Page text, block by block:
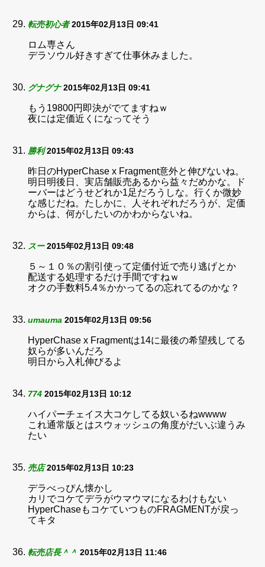
転売初心者 2015年02月13日 09:41
ロム専さん
デラソウル好きすぎて仕事休みました。
グナグナ 2015年02月13日 09:41
もう19800円即決がでてますねｗ
夜には定価近くになってそう
勝利 2015年02月13日 09:43
昨日のHyperChase x Fragment意外と伸びないね。
明日明後日、実店舗販売あるから益々だめかな。ド
ーバーはどうせどれか1足だろうしな。行くか微妙
な感じだね。たしかに、人それぞれだろうが、定価
からは、何がしたいのかわからないね。
スー 2015年02月13日 09:48
５～１０％の割引使って定価付近で売り逃げとか
配送する処理するだけ手間ですねｗ
オクの手数料5.4％かかってるの忘れてるのかな？
umauma 2015年02月13日 09:56
HyperChase x Fragmentは14に最後の希望残してる
奴らが多いんだろ
明日から入札伸びるよ
774 2015年02月13日 10:12
ハイパーチェイス大コケしてる奴いるねwwww
これ通常版とはスウォッシュの角度がだいぶ違うみ
たい
売店 2015年02月13日 10:23
デラべっぴん懐かし
カリでコケてデラがウマウマになるわけもない
HyperChaseもコケていつものFRAGMENTが戻っ
てキタ
転売店長＾＾ 2015年02月13日 11:46